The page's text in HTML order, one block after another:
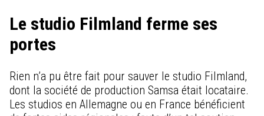
Le studio Filmland ferme ses
portes
Rien n’a pu être fait pour sauver le studio Filmland,
dont la société de production Samsa était locataire.
Les studios en Allemagne ou en France bénéficient